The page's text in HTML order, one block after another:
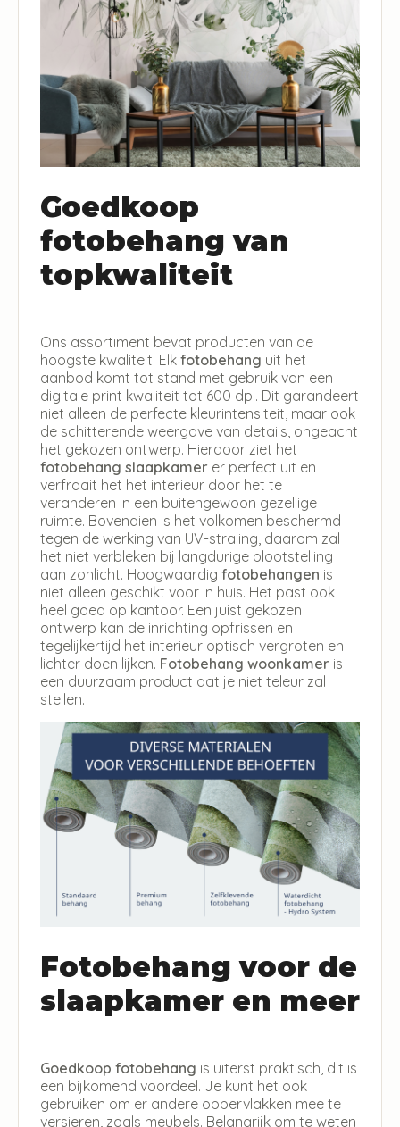
Goedkoop
fotobehang van
topkwaliteit
Ons assortiment bevat producten van de
hoogste kwaliteit. Elk fotobehang uit het
aanbod komt tot stand met gebruik van een
digitale print kwaliteit tot 600 dpi. Dit garandeert
niet alleen de perfecte kleurintensiteit, maar ook
de schitterende weergave van details, ongeacht
het gekozen ontwerp. Hierdoor ziet het
fotobehang slaapkamer er perfect uit en
verfraait het het interieur door het te
veranderen in een buitengewoon gezellige
ruimte. Bovendien is het volkomen beschermd
tegen de werking van UV-straling, daarom zal
het niet verbleken bij langdurige blootstelling
aan zonlicht. Hoogwaardig fotobehangen is
niet alleen geschikt voor in huis. Het past ook
heel goed op kantoor. Een juist gekozen
ontwerp kan de inrichting opfrissen en
tegelijkertijd het interieur optisch vergroten en
lichter doen lijken. Fotobehang woonkamer is
een duurzaam product dat je niet teleur zal
stellen.
Fotobehang voor de
slaapkamer en meer
Goedkoop fotobehang is uiterst praktisch, dit is
een bijkomend voordeel. Je kunt het ook
gebruiken om er andere oppervlakken mee te
versieren, zoals meubels. Belangrijk om te weten